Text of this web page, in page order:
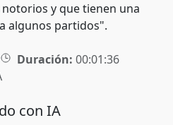
y que tienen una
algunos partidos".
Duración: 00:01:36
con IA